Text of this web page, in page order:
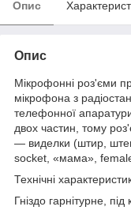
Опис
Опис
Мікрофонні роз'єми
мікрофона з
телефонної
двох частин, тому
— виделки (штир,
socket, «мама»,
Технічні
Гніздо гарнітурне, під